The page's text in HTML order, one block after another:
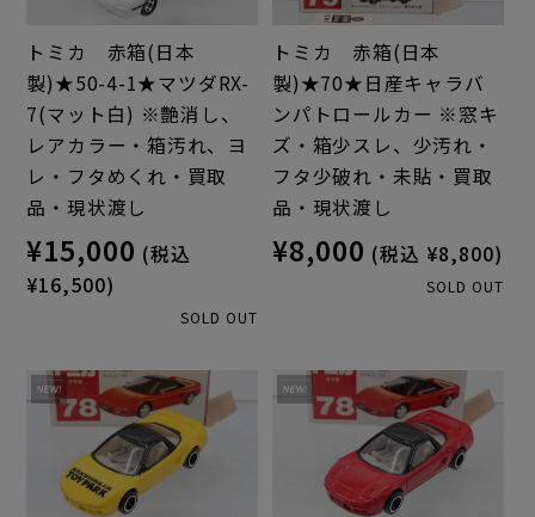
トミカ 赤箱(日本
製)★50-4-1★マツダRX-
7(マット白) ※艶消し、
レアカラー・箱汚れ、ヨ
レ・フタめくれ・買取
品・現状渡し
¥15,000 (税込
¥16,500)
SOLD OUT
トミカ 赤箱(日本
製)★70★日産キャラバ
ンパトロールカー ※窓キ
ズ・箱少スレ、少汚れ・
フタ少破れ・未貼・買取
品・現状渡し
¥8,000 (税込 ¥8,800)
SOLD OUT